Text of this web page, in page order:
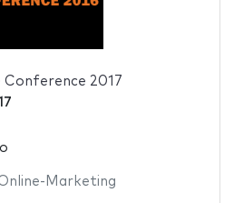
Conference 2017
Marketing